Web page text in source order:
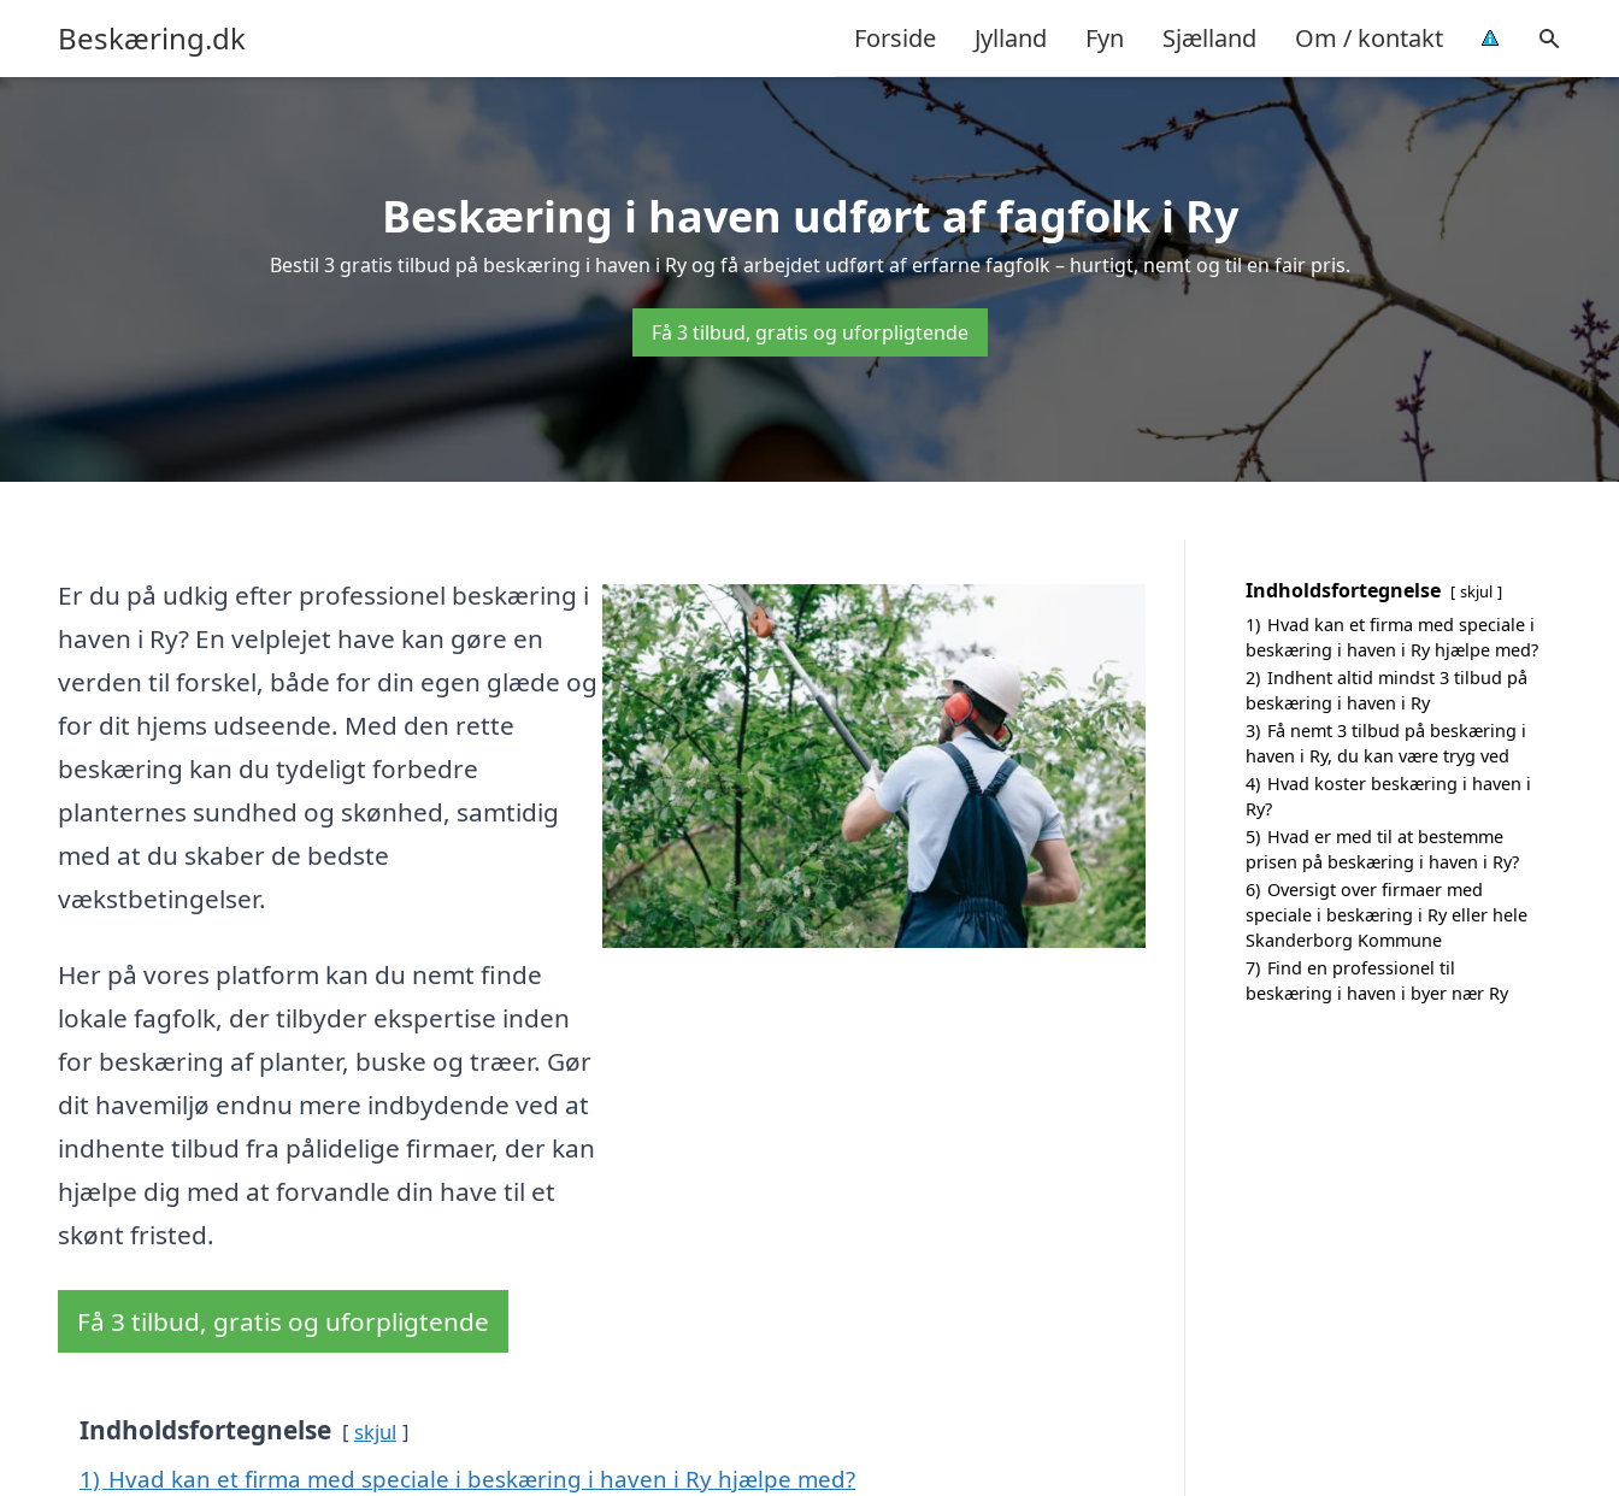
Beskæring.dk Forside Jylland Fyn Sjælland Om / kontakt
Beskæring i haven udført af fagfolk i Ry
Bestil 3 gratis tilbud på beskæring i haven i Ry og få arbejdet udført af erfarne fagfolk – hurtigt, nemt og til en fair pris.
Få 3 tilbud, gratis og uforpligtende
Er du på udkig efter professionel beskæring i
haven i Ry? En velplejet have kan gøre en
verden til forskel, både for din egen glæde og
for dit hjems udseende. Med den rette
beskæring kan du tydeligt forbedre
planternes sundhed og skønhed, samtidig
med at du skaber de bedste
vækstbetingelser.
Her på vores platform kan du nemt finde
lokale fagfolk, der tilbyder ekspertise inden
for beskæring af planter, buske og træer. Gør
dit havemiljø endnu mere indbydende ved at
indhente tilbud fra pålidelige firmaer, der kan
hjælpe dig med at forvandle din have til et
skønt fristed.
Få 3 tilbud, gratis og uforpligtende
Indholdsfortegnelse skjul
1) Hvad kan et firma med speciale i beskæring i haven i Ry hjælpe med?
Indholdsfortegnelse skjul
1) Hvad kan et firma med speciale i
beskæring i haven i Ry hjælpe med?
2) Indhent altid mindst 3 tilbud på
beskæring i haven i Ry
3) Få nemt 3 tilbud på beskæring i
haven i Ry, du kan være tryg ved
4) Hvad koster beskæring i haven i
Ry?
5) Hvad er med til at bestemme
prisen på beskæring i haven i Ry?
6) Oversigt over firmaer med
speciale i beskæring i Ry eller hele
Skanderborg Kommune
7) Find en professionel til
beskæring i haven i byer nær Ry